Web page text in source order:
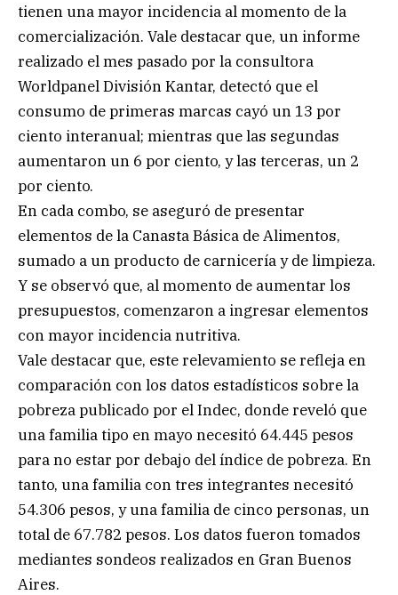
tienen una mayor incidencia al momento de la
comercialización. Vale destacar que, un informe
realizado el mes pasado por la consultora
Worldpanel División Kantar, detectó que el
consumo de primeras marcas cayó un 13 por
ciento interanual; mientras que las segundas
aumentaron un 6 por ciento, y las terceras, un 2
por ciento.
En cada combo, se aseguró de presentar
elementos de la Canasta Básica de Alimentos,
sumado a un producto de carnicería y de limpieza.
Y se observó que, al momento de aumentar los
presupuestos, comenzaron a ingresar elementos
con mayor incidencia nutritiva.
Vale destacar que, este relevamiento se refleja en
comparación con los datos estadísticos sobre la
pobreza publicado por el Indec, donde reveló que
una familia tipo en mayo necesitó 64.445 pesos
para no estar por debajo del índice de pobreza. En
tanto, una familia con tres integrantes necesitó
54.306 pesos, y una familia de cinco personas, un
total de 67.782 pesos. Los datos fueron tomados
mediantes sondeos realizados en Gran Buenos
Aires.